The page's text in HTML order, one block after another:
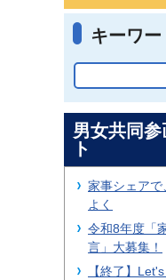
キーワ
男女共同
ト
家事シェア
よく
令和8年度「
言」大募集！
【終了】